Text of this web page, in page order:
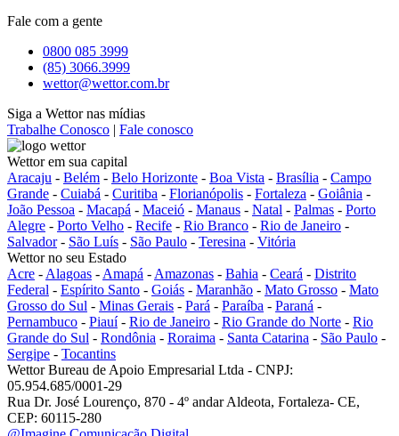
Fale com a gente
0800 085 3999
(85) 3066.3999
wettor@wettor.com.br
Siga a Wettor nas mídias
Trabalhe Conosco | Fale conosco
Wettor em sua capital
Aracaju - Belém - Belo Horizonte - Boa Vista - Brasília - Campo
Grande - Cuiabá - Curitiba - Florianópolis - Fortaleza - Goiânia -
João Pessoa - Macapá - Maceió - Manaus - Natal - Palmas - Porto
Alegre - Porto Velho - Recife - Rio Branco - Rio de Janeiro -
Salvador- São Luís - São Paulo - Teresina - Vitória
Wettor no seu Estado
Acre - Alagoas - Amapá - Amazonas - Bahia - Ceará - Distrito
Federal - Espírito Santo - Goiás - Maranhão - Mato Grosso - Mato
Grosso do Sul - Minas Gerais - Pará - Paraíba - Paraná -
Pernambuco - Piauí- Rio de Janeiro - Rio Grande do Norte - Rio
Grande do Sul - Rondônia - Roraima - Santa Catarina - São Paulo -
Sergipe - Tocantins
Wettor Bureau de Apoio Empresarial Ltda - CNPJ:
05.954.685/0001-29
Rua Dr. José Lourenço, 870 - 4º andar Aldeota, Fortaleza- CE,
CEP: 60115-280